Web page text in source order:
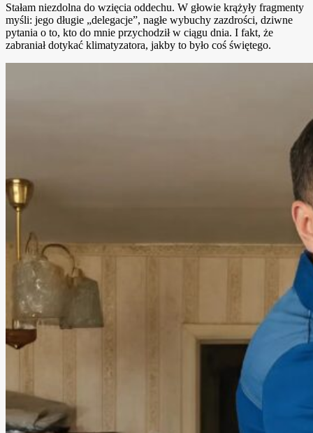
Stałam niezdolna do wzięcia oddechu. W głowie krążyły fragmenty
myśli: jego długie „delegacje”, nagłe wybuchy zazdrości, dziwne
pytania o to, kto do mnie przychodził w ciągu dnia. I fakt, że
zabraniał dotykać klimatyzatora, jakby to było coś świętego.